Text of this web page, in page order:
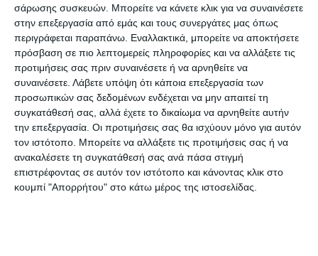
σάρωσης συσκευών. Μπορείτε να κάνετε κλικ για να συναινέσετε
στην επεξεργασία από εμάς και τους συνεργάτες μας όπως
περιγράφεται παραπάνω. Εναλλακτικά, μπορείτε να αποκτήσετε
πρόσβαση σε πιο λεπτομερείς πληροφορίες και να αλλάξετε τις
προτιμήσεις σας πριν συναινέσετε ή να αρνηθείτε να
συναινέσετε. Λάβετε υπόψη ότι κάποια επεξεργασία των
προσωπικών σας δεδομένων ενδέχεται να μην απαιτεί τη
συγκατάθεσή σας, αλλά έχετε το δικαίωμα να αρνηθείτε αυτήν
την επεξεργασία. Οι προτιμήσεις σας θα ισχύουν μόνο για αυτόν
τον ιστότοπο. Μπορείτε να αλλάξετε τις προτιμήσεις σας ή να
ανακαλέσετε τη συγκατάθεσή σας ανά πάσα στιγμή
επιστρέφοντας σε αυτόν τον ιστότοπο και κάνοντας κλικ στο
κουμπί "Απορρήτου" στο κάτω μέρος της ιστοσελίδας.
εύκολα με 0-3. Την δύσκολη περίοδο 2010-11 ήρθε
μια ακόμη ήττα στη Λέσβο από την Καλλονή (1-2),
για να σπάσει το «ρόδι» την επόμενη σαιζόν στο
Ρουφ με την σπουδαία νίκη με 2-1, που ήταν και η
μοναδική σε πρεμιέρα. Πέρυσι το βαρύ 1-5 από
τον Αιγινιακό, ήταν και η πιο βαριά ήττα της
ομάδας επί Στέλιου Γούναρη. Άραγε φέτος και
στην πρώτη παρουσία των νεοφώτιστων στα
επαγγελματικά «σαλόνια», που θα κάτσει η
«μπίλια»; Η ανακοίνωση της ΕΠΑΕ για την